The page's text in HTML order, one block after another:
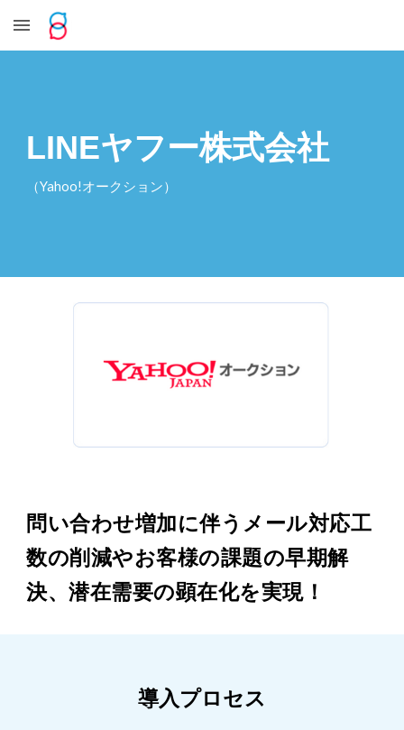
Skip to main content
LINEヤフー株式会社
（Yahoo!オークション）
問い合わせ増加に伴うメール対応工
数の削減やお客様の課題の早期解
決、潜在需要の顕在化を実現！
導入プロセス